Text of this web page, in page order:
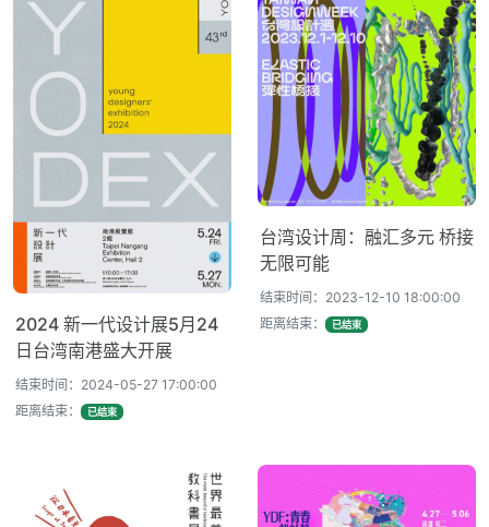
2024 新一代设计展5月24
日台湾南港盛大开展
结束时间：2024-05-27 17:00:00
距离结束：
已结束
台湾设计周：融汇多元 桥接
无限可能
结束时间：2023-12-10 18:00:00
距离结束：
已结束